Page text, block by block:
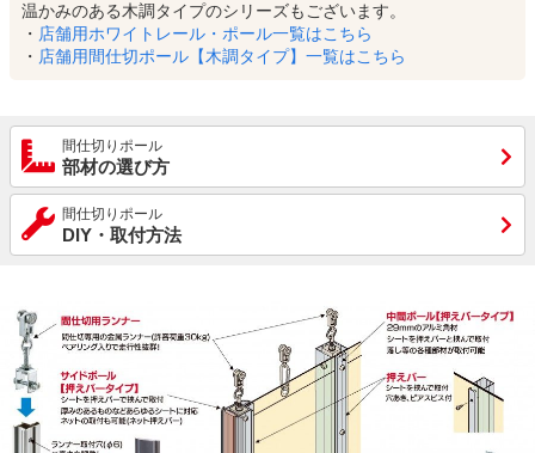
温かみのある木調タイプのシリーズもございます。
・ 店舗用ホワイトレール・ポール一覧はこちら
・ 店舗用間仕切ポール【木調タイプ】一覧はこちら
間仕切りポール
部材の選び方
間仕切りポール
DIY・取付方法